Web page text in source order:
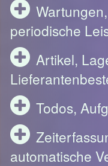
periodische
Artikel,
Todos,
automatische